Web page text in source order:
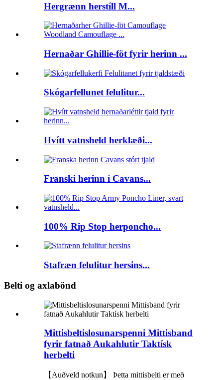
Hergrænn herstíll M...
Hernaðar Ghillie-föt fyrir herinn ...
Skógarfellunet felulitur...
Hvítt vatnsheld herklæði...
Franski herinn í Cavans...
100% Rip Stop herponcho...
Stafræn felulitur hersins...
Belti og axlabönd
Mittisbeltislosunarspenni Mittisband
fyrir fatnað Aukahlutir Taktísk
herbelti
【Auðveld notkun】 Þetta mittisbelti er með